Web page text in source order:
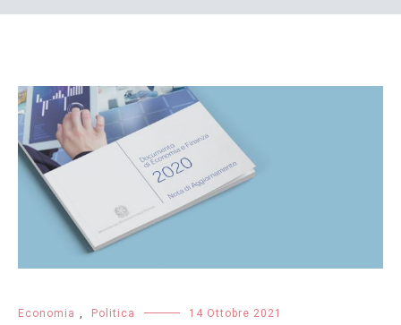
Economia , Politica 14 Ottobre 2021